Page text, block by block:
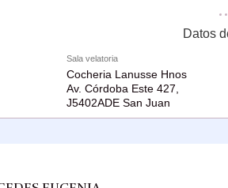
Datos
Sala velatoria
Cocheria Lanusse Hnos
Av. Córdoba Este 427,
J5402ADE San Juan